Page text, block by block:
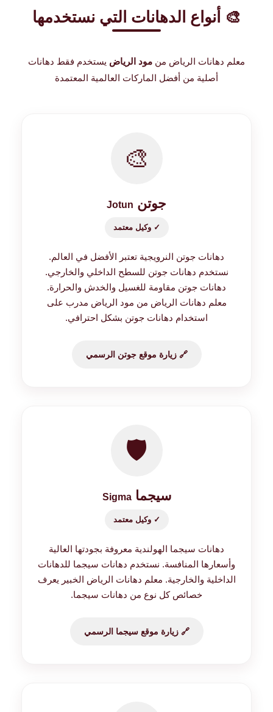
🎨 أنواع الدهانات التي نستخدمها
معلم دهانات الرياض من مود الرياض يستخدم فقط دهانات
أصلية من أفضل الماركات العالمية المعتمدة
🎨
جوتن Jotun
✓ وكيل معتمد
دهانات جوتن النرويجية تعتبر الأفضل في العالم.
نستخدم دهانات جوتن للسطح الداخلي والخارجي.
دهانات جوتن مقاومة للغسيل والخدش والحرارة.
معلم دهانات الرياض من مود الرياض مدرب على
استخدام دهانات جوتن بشكل احترافي.
🔗 زيارة موقع جوتن الرسمي
🛡️
سيجماSigma
✓ وكيل معتمد
دهانات سيجما الهولندية معروفة بجودتها العالية
وأسعارها المنافسة. نستخدم دهانات سيجما للدهانات
الداخلية والخارجية. معلم دهانات الرياض الخبير يعرف
خصائص كل نوع من دهانات سيجما.
🔗 زيارة موقع سيجما الرسمي